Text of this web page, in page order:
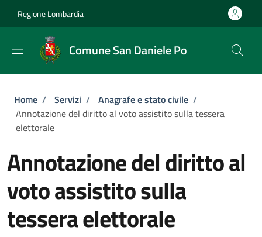
Regione Lombardia
Comune San Daniele Po
Briciole di pane
Home / Servizi / Anagrafe e stato civile /
Annotazione del diritto al voto assistito sulla tessera
elettorale
Annotazione del diritto al
voto assistito sulla
tessera elettorale